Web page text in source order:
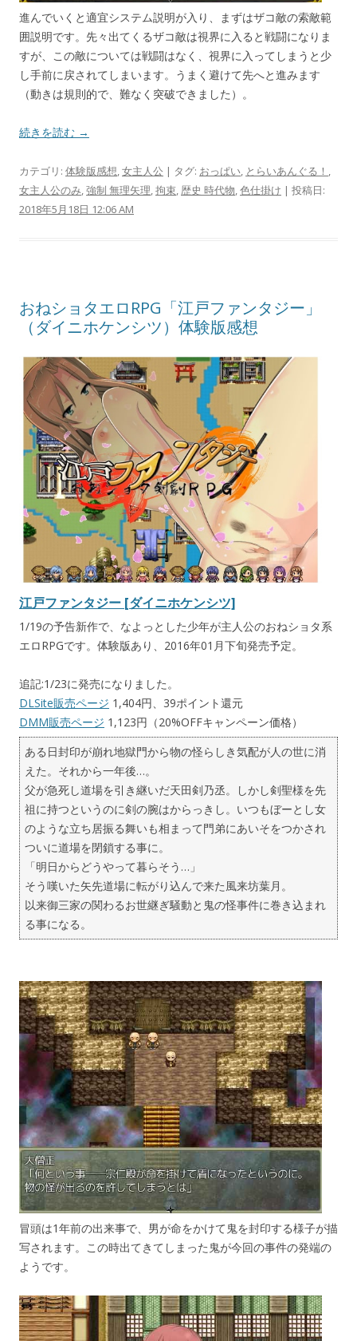
進んでいくと適宜システム説明が入り、まずはザコ敵の索敵範
囲説明です。先々出てくるザコ敵は視界に入ると戦闘になりま
すが、この敵については戦闘はなく、視界に入ってしまうと少
し手前に戻されてしまいます。うまく避けて先へと進みます
（動きは規則的で、難なく突破できました）。
続きを読む →
カテゴリ: 体験版感想,女主人公 | タグ: おっぱい, とらいあんぐる！ ,
女主人公のみ,強制 無理矢理,拘束, 歴史 時代物,色仕掛け | 投稿日:
2018年5月18日 12:06 AM
おねショタエロRPG「江戸ファンタジー」
（ダイニホケンシツ）体験版感想
江戸ファンタジー [ダイニホケンシツ]
1/19の予告新作で、なよっとした少年が主人公のおねショタ系
エロRPGです。体験版あり、2016年01月下旬発売予定。
追記:1/23に発売になりました。
DLSite販売ページ 1,404円、39ポイント還元
DMM販売ページ 1,123円（20%OFFキャンペーン価格）
ある日封印が崩れ地獄門から物の怪らしき気配が人の世に消
えた。それから一年後…。
父が急死し道場を引き継いだ天田剣乃丞。しかし剣聖様を先
祖に持つというのに剣の腕はからっきし。いつもぼーとし女
のような立ち居振る舞いも相まって門弟にあいそをつかされ
ついに道場を閉鎖する事に。
「明日からどうやって暮らそう…」
そう嘆いた矢先道場に転がり込んで来た風来坊葉月。
以来御三家の関わるお世継ぎ騒動と鬼の怪事件に巻き込まれ
る事になる。
冒頭は1年前の出来事で、男が命をかけて鬼を封印する様子が描
写されます。この時出てきてしまった鬼が今回の事件の発端の
ようです。